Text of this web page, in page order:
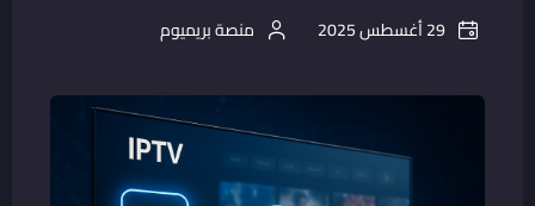
29 أغسطس 2025 منصة بريميوم